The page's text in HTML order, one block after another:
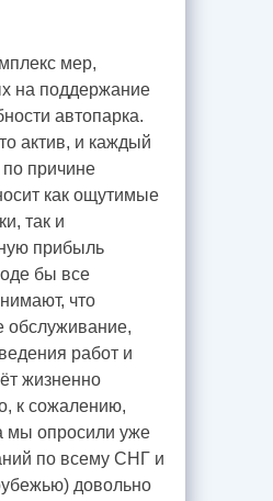
мер,
на поддержание
автопарка.
актив, и каждый
по причине
как ощутимые
так и
прибыль
бы все
что
обслуживание,
работ и
жизненно
к сожалению,
мы опросили уже
по всему СНГ и
довольно